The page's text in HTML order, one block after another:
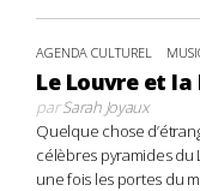
AGENDA CULTUREL
Le Louvre et
parSarah Joyaux
Quelque chose
célèbres pyramides
une fois les portes du